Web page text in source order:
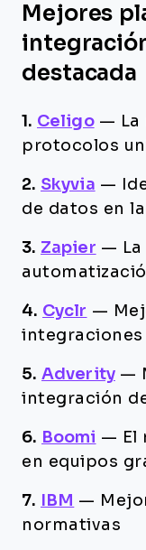
Mejores
destacada
1. Celigo —
protocolos
2. Skyvia —
de datos en
3. Zapier —
4. Cyclr —
5. Adverity —
integración
6. Boomi — El
en equipos
7. IBM —
normativas